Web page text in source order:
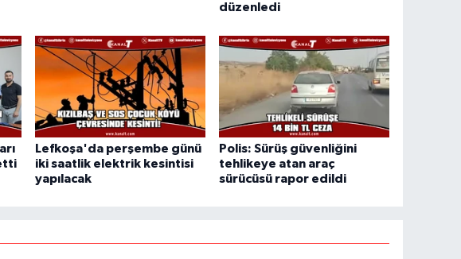
düzenledi
Lefkoşa'da perşembe günü
iki saatlik elektrik kesintisi
yapılacak
Polis: Sürüş güvenliğini
tehlikeye atan araç
sürücüsü rapor edildi